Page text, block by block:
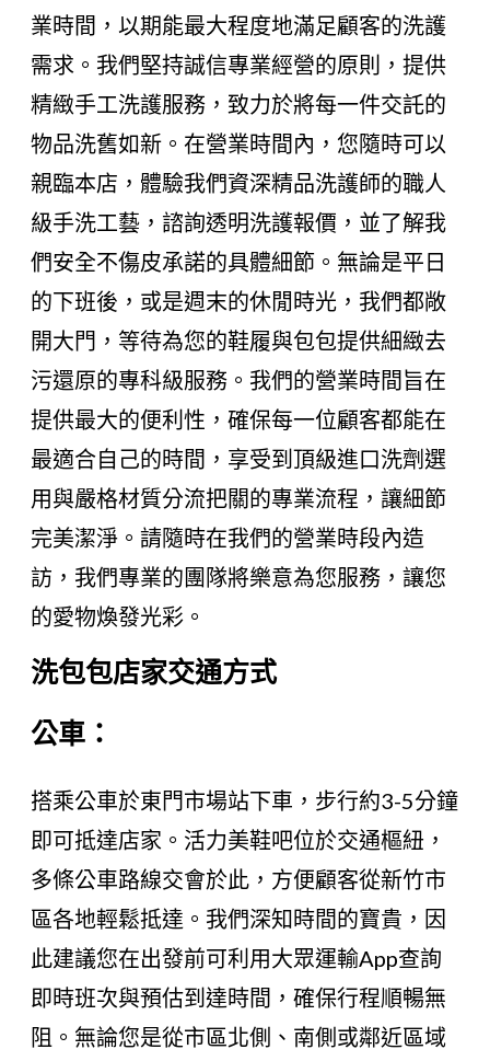
業時間，以期能最大程度地滿足顧客的洗護
需求。我們堅持誠信專業經營的原則，提供
精緻手工洗護服務，致力於將每一件交託的
物品洗舊如新。在營業時間內，您隨時可以
親臨本店，體驗我們資深精品洗護師的職人
級手洗工藝，諮詢透明洗護報價，並了解我
們安全不傷皮承諾的具體細節。無論是平日
的下班後，或是週末的休閒時光，我們都敞
開大門，等待為您的鞋履與包包提供細緻去
污還原的專科級服務。我們的營業時間旨在
提供最大的便利性，確保每一位顧客都能在
最適合自己的時間，享受到頂級進口洗劑選
用與嚴格材質分流把關的專業流程，讓細節
完美潔淨。請隨時在我們的營業時段內造
訪，我們專業的團隊將樂意為您服務，讓您
的愛物煥發光彩。
洗包包店家交通方式
公車：
搭乘公車於東門市場站下車，步行約3-5分鐘
即可抵達店家。活力美鞋吧位於交通樞紐，
多條公車路線交會於此，方便顧客從新竹市
區各地輕鬆抵達。我們深知時間的寶貴，因
此建議您在出發前可利用大眾運輸App查詢
即時班次與預估到達時間，確保行程順暢無
阻。無論您是從市區北側、南側或鄰近區域